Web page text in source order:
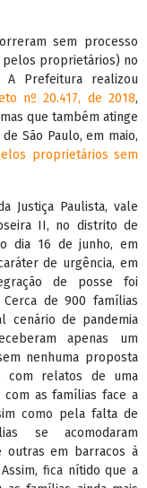
sem processo
pelos proprietários) no
A Prefeitura realizou
nº 20.417, de 2018,
que também atinge
São Paulo, em maio,
proprietários sem
Justiça Paulista, vale
II, no distrito de
dia 16 de junho, em
de urgência, em
de posse foi
de 900 famílias
cenário de pandemia
apenas um
nenhuma proposta
com relatos de uma
com as famílias face a
como pela falta de
se acomodaram
outras em barracos à
fica nítido que a